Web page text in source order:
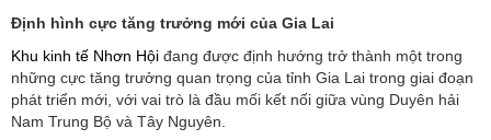
Định hình cực tăng trưởng mới của Gia Lai
Khu kinh tế Nhơn Hội đang được định hướng trở thành một trong
những cực tăng trưởng quan trọng của tỉnh Gia Lai trong giai đoạn
phát triển mới, với vai trò là đầu mối kết nối giữa vùng Duyên hải
Nam Trung Bộ và Tây Nguyên.